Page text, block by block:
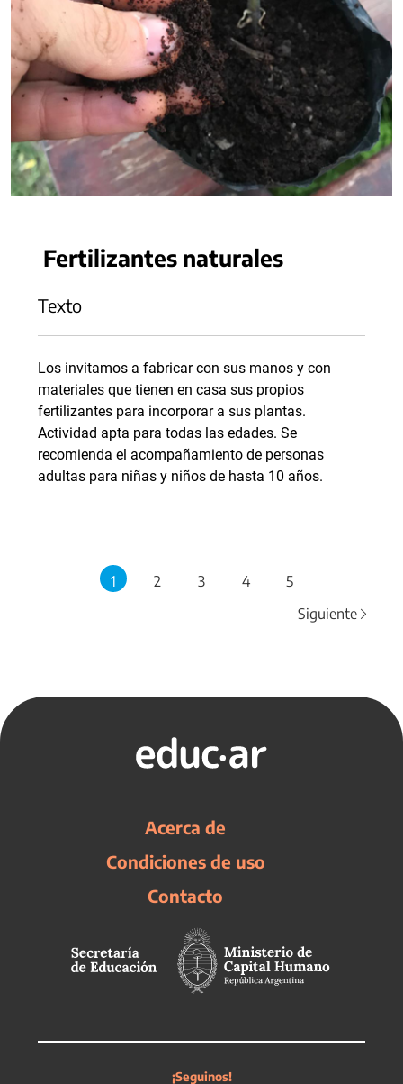
Fertilizantes naturales
Texto
Los invitamos a fabricar con sus manos y con
materiales que tienen en casa sus propios
fertilizantes para incorporar a sus plantas.
Actividad apta para todas las edades. Se
recomienda el acompañamiento de personas
adultas para niñas y niños de hasta 10 años.
1 2 3 4
5
Siguiente
Acerca de
Condiciones de uso
Contacto
¡Seguinos!